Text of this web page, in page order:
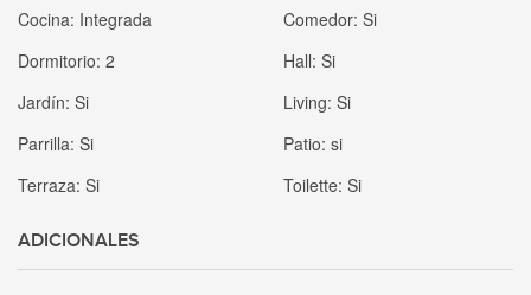
Cocina: Integrada Comedor: Si
Dormitorio: 2 Hall: Si
Jardín: Si Living: Si
Parrilla: Si Patio: si
Terraza: Si Toilette: Si
ADICIONALES